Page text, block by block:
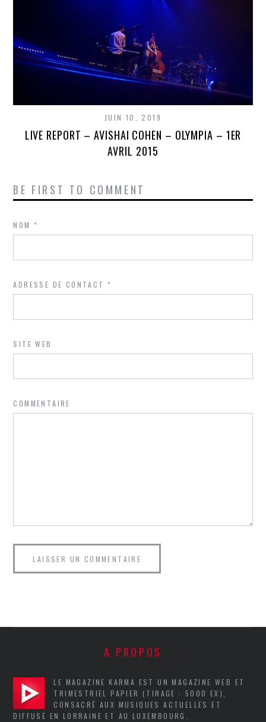
JUIN 10, 2019
LIVE REPORT – AVISHAI COHEN – OLYMPIA – 1ER
AVRIL 2015
BE FIRST TO COMMENT
NOM*
ADRESSE DE CONTACT*
SITE WEB
COMMENTAIRE
A PROPOS
LE MAGAZINE KARMA EST UN MAGAZINE WEB ET
TRIMESTRIEL PAPIER (TIRAGE : 5000 EX),
CONSACRÉ AUX MUSIQUES ACTUELLES ET
DIFFUSÉ EN LORRAINE ET AU LUXEMBOURG.